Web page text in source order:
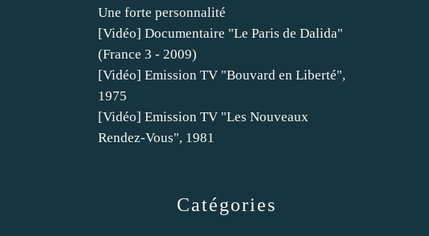
Catégories
Une forte personnalité
[Vidéo] Documentaire "Le Paris de Dalida"
(France 3 - 2009)
[Vidéo] Emission TV "Bouvard en Liberté",
1975
[Vidéo] Emission TV "Les Nouveaux
Rendez-Vous", 1981